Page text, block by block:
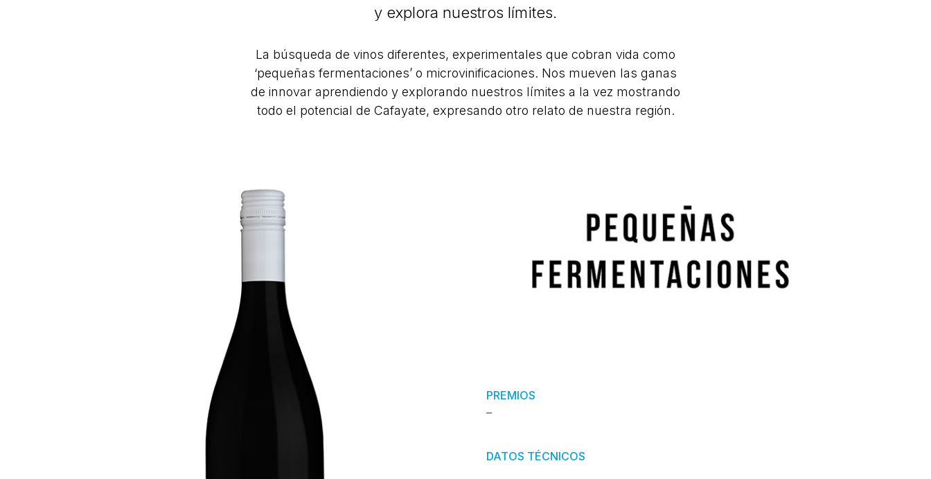
y explora nuestros límites.
La búsqueda de vinos diferentes, experimentales que cobran vida como
‘pequeñas fermentaciones’ o microvinificaciones. Nos mueven las ganas
de innovar aprendiendo y explorando nuestros límites a la vez mostrando
todo el potencial de Cafayate, expresando otro relato de nuestra región.
PREMIOS
–
DATOS TÉCNICOS